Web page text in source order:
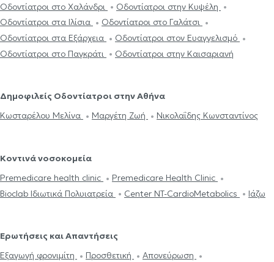
Οδοντίατροι στο Χαλάνδρι
Οδοντίατροι στην Κυψέλη
Οδοντίατροι στα Ιλίσια
Οδοντίατροι στο Γαλάτσι
Οδοντίατροι στα Εξάρχεια
Οδοντίατροι στον Ευαγγελισμό
Οδοντίατροι στο Παγκράτι
Οδοντίατροι στην Καισαριανή
Δημοφιλείς Οδοντίατροι στην Αθήνα
Κωσταρέλου Μελίνα
Μαργέτη Ζωή Νικολαΐδης Κωνσταντίνος
Κοντινά νοσοκομεία
Premedicare health clinic
Premedicare Health Clinic
Bioclab Ιδιωτικά Πολυιατρεία
Center NT-CardioMetabolics Ιάζω
Ερωτήσεις και Απαντήσεις
Εξαγωγή φρονιμίτη
Προσθετική
Απονεύρωση